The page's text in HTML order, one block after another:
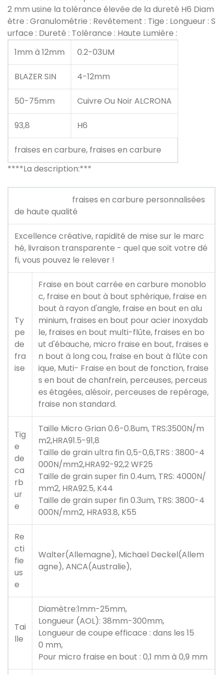
2 mm usine la tolérance élevée de la dureté H6 Diam
ètre : Granulométrie : Revêtement : Tige : Longueur : S
urface : Dureté : Tolérance : Haute Lumière :
1mm à 12mm
0.2-03UM
BLAZER SIN 4-12mm
50-75mm Cuivre Ou Noir ALCRONA
93,8 H6
fraises en carbure, fraises en carbure
****La description:***
fraises en carbure personnalisées
de haute qualité
Excellence créative, rapidité de mise sur le marc
hé, livraison transparente - quel que soit votre dé
fi, vous pouvez le relever !
Ty
pe
de
fra
ise
Fraise en bout carrée en carbure monoblo
c, fraise en bout à bout sphérique, fraise en
bout à rayon d'angle, fraise en bout en alu
minium, fraises en bout pour acier inoxydab
le, fraises en bout multi-flûte, fraises en bo
ut d'ébauche, micro fraise en bout, fraises e
n bout à long cou, fraise en bout à flûte con
ique, Muti- Fraise en bout de fonction, fraise
s en bout de chanfrein, perceuses, perceus
es étagées, alésoir, perceuses de repérage,
fraise non standard.
Tig
e
de
ca
rb
ur
e
Taille Micro Grian 0.6-0.8um, TRS:3500N/m
m2,HRA91.5-91,8
Taille de grain ultra fin 0,5-0,6,TRS : 3800-4
000N/mm2,HRA92-92,2 WF25
Taille de grain super fin 0.4um, TRS: 4000N/
mm2, HRA92.5, K44
Taille de grain super fin 0.3um, TRS: 3800-4
000N/mm2, HRA93.8, K55
Re
cti
fie
us
e
Walter(Allemagne), Michael Deckel(Allem
agne), ANCA(Australie),
Tai
lle
Diamètre:1mm-25mm,
Longueur (AOL): 38mm-300mm,
Longueur de coupe efficace : dans les 15
0 mm,
Pour micro fraise en bout : 0,1 mm à 0,9 mm